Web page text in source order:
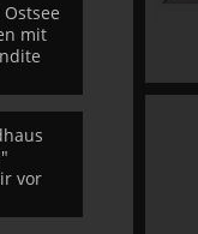
Ostsee
mit
vor